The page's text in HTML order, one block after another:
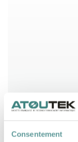
Consentement